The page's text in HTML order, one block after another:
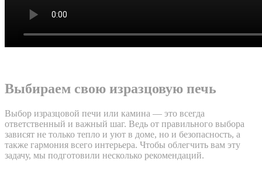
Выбираем свою изразцовую печь
Выбор изразцовой печи или камина — это всегда
ответственный и важный шаг. Ведь от правильного выбора
зависят не только тепло и уют в доме, но и безопасность, а
также гармония всего интерьера. Чтобы облегчить вам эту
задачу, мы подготовили несколько рекомендаций.